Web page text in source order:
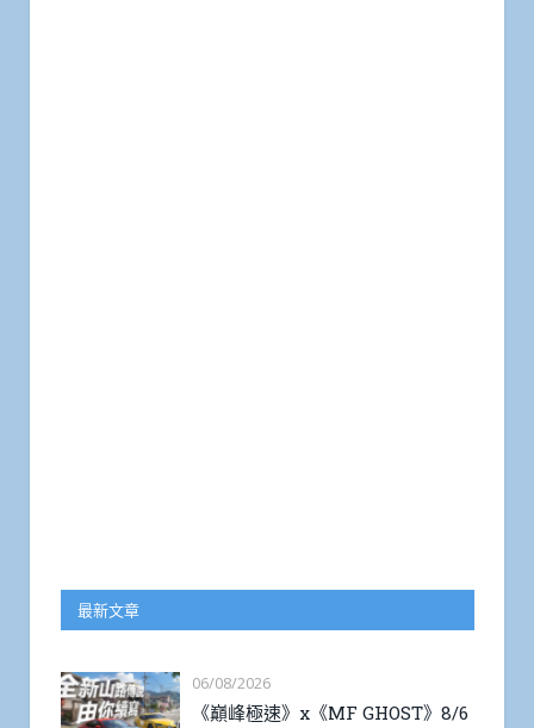
最新文章
06/08/2026
《巔峰極速》x《MF GHOST》8/6